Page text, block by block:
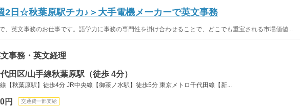
2日☆秋葉原駅チカ♪＞大手電機メーカーで英文事務
、英文事務のお仕事です。語学力に事務の専門性を掛け合わせることで、どこでも重宝される市場価値...
事務・英文経理
田区/山手線秋葉原駅（徒歩 4分）
【秋葉原駅】徒歩4分 JR中央線【御茶ノ水駅】徒歩5分 東京メトロ千代田線【新...
円 交通費一部支給